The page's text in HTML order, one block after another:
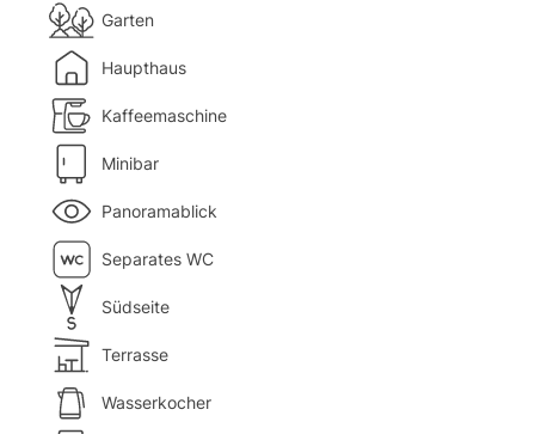
Garten
Haupthaus
Kaffeemaschine
Minibar
Panoramablick
Separates WC
Südseite
Terrasse
Wasserkocher